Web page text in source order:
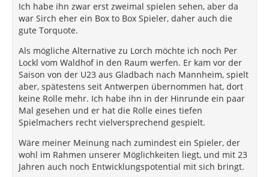
LA/RA/HS: Philipp, de Meester, Idel (würde ihm die
Vorbereitung als Chance geben), S. El Mala (auch
ST: Becker, F, G (evtl.. M. El Mala)
Für die freien Kaderstellen (Buchstaben) würde ich
mir folgende Spielertypen (teilweise inkl. erster
Vorschläge) wünschen:
A - Junger talentierter U23-Torhüter als
Herausforderer
B - Physisch starker und bestenfalls schneller
Innenverteidiger (Typ Jamil Siebert)
Ich habe ihn zwar erst zweimal spielen sehen, aber da
war Sirch eher ein Box to Box Spieler, daher auch die
gute Torquote.
Als mögliche Alternative zu Lorch möchte ich noch Per
Lockl vom Waldhof in den Raum werfen. Er kam vor der
Saison von der U23 aus Gladbach nach Mannheim, spielt
aber, spätestens seit Antwerpen übernommen hat, dort
keine Rolle mehr. Ich habe ihn in der Hinrunde ein paar
Mal gesehen und er hat die Rolle eines tiefen
Spielmachers recht vielversprechend gespielt.
Wäre meiner Meinung nach zumindest ein Spieler, der
wohl im Rahmen unserer Möglichkeiten liegt, und mit 23
Jahren auch noch Entwicklungspotential mit sich bringt.